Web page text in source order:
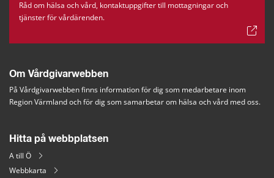
Råd om hälsa och vård, kontaktuppgifter till mottagningar och
tjänster för vårdärenden.
Om Vårdgivarwebben
På Vårdgivarwebben finns information för dig som medarbetare inom
Region Värmland och för dig som samarbetar om hälsa och vård med oss.
Hitta på webbplatsen
A till Ö
Webbkarta